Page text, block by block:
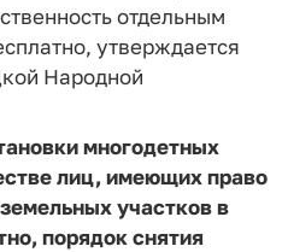
отдельным
утверждается
Народной
многодетных
лиц, имеющих право
участков в
порядок снятия